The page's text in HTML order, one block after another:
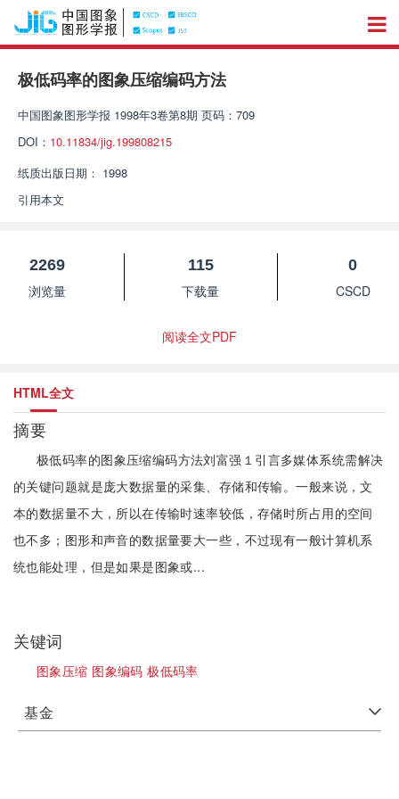
极低码率的图象压缩编码方法
中国图象图形学报 1998年3卷第8期 页码：709
DOI： 10.11834/jig.199808215
纸质出版日期： 1998
引用本文
2269
浏览量
115
下载量
0
CSCD
阅读全文PDF
HTML全文
摘要
极低码率的图象压缩编码方法刘富强１引言多媒体系统需解决
的关键问题就是庞大数据量的采集、存储和传输。一般来说，文
本的数据量不大，所以在传输时速率较低，存储时所占用的空间
也不多；图形和声音的数据量要大一些，不过现有一般计算机系
统也能处理，但是如果是图象或...
关键词
图象压缩 图象编码 极低码率
基金